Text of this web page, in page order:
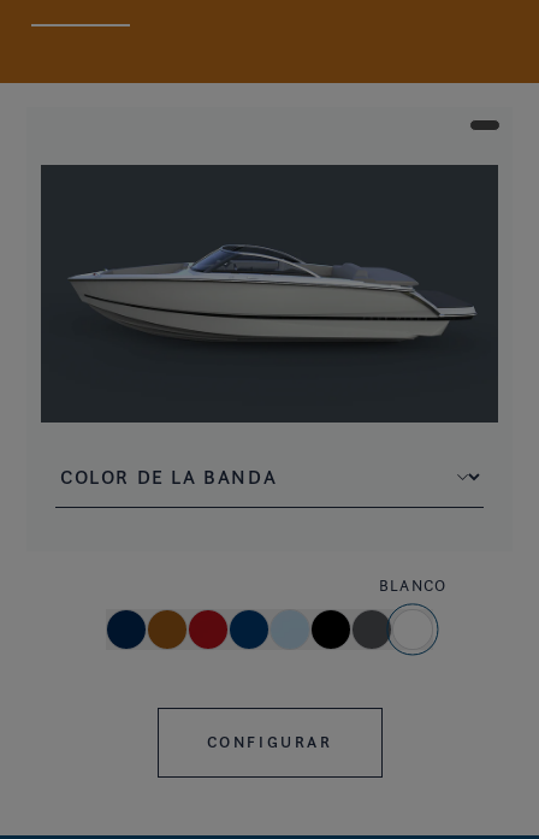
BLANCO
CONFIGURAR